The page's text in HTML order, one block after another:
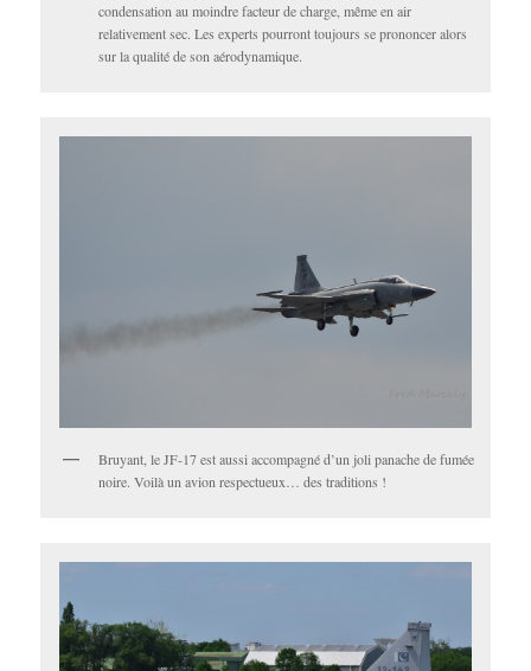
condensation au moindre facteur de charge, même en air
relativement sec. Les experts pourront toujours se prononcer alors
sur la qualité de son aérodynamique.
Bruyant, le JF-17 est aussi accompagné d’un joli panache de fumée
noire. Voilà un avion respectueux… des traditions !